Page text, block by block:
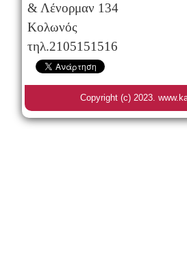
& Λένορμαν 134
Κολωνός
τηλ.2105151516
Copyright (c) 2023.